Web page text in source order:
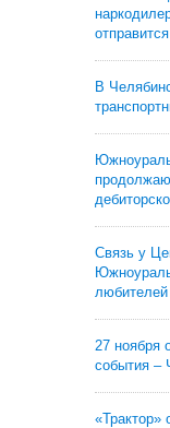
В
Связь у
любителей
27 ноября
события –